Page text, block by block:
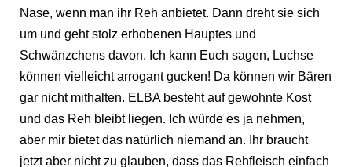
Nase, wenn man ihr Reh anbietet. Dann dreht sie sich
um und geht stolz erhobenen Hauptes und
Schwänzchens davon. Ich kann Euch sagen, Luchse
können vielleicht arrogant gucken! Da können wir Bären
gar nicht mithalten. ELBA besteht auf gewohnte Kost
und das Reh bleibt liegen. Ich würde es ja nehmen,
aber mir bietet das natürlich niemand an. Ihr braucht
jetzt aber nicht zu glauben, dass das Rehfleisch einfach